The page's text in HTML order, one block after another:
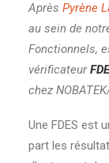
Après Pyrène
au sein de
Fonctionnels,
vérificateurF
chez
Une FDES est
part les